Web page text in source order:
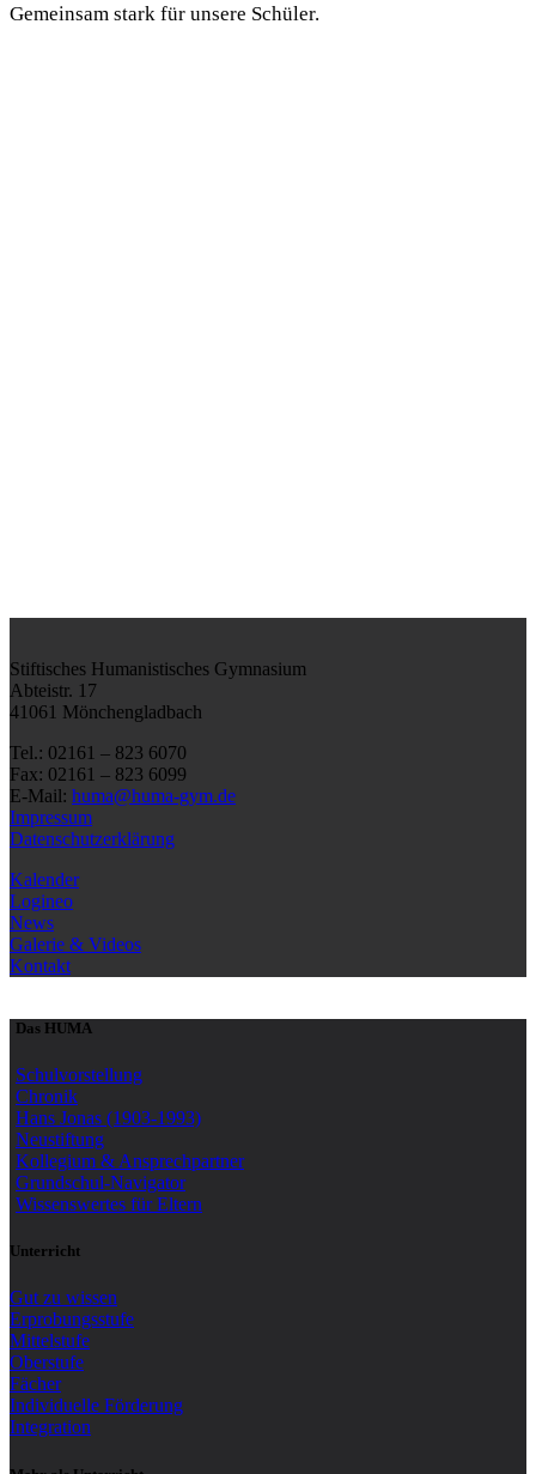
Gemeinsam stark für unsere Schüler.
Stiftisches Humanistisches Gymnasium
Abteistr. 17
41061 Mönchengladbach
Tel.: 02161 – 823 6070
Fax: 02161 – 823 6099
E-Mail: huma@huma-gym.de
Impressum
Datenschutzerklärung
Kalender
Logineo
News
Galerie & Videos
Kontakt
Das HUMA
Schulvorstellung
Chronik
Hans Jonas (1903-1993)
Neustiftung
Kollegium & Ansprechpartner
Grundschul-Navigator
Wissenswertes für Eltern
Unterricht
Gut zu wissen
Erprobungsstufe
Mittelstufe
Oberstufe
Fächer
Individuelle Förderung
Integration